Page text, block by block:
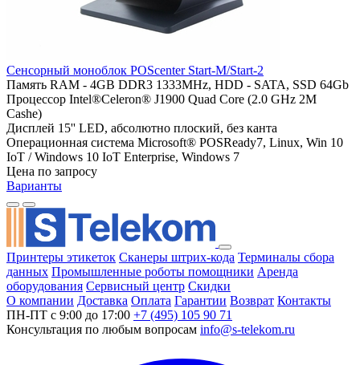
Сенсорный моноблок POScenter Start-M/Start-2
Память RAM - 4GB DDR3 1333MHz, HDD - SATA, SSD 64Gb
Процессор Intel®Celeron® J1900 Quad Core (2.0 GHz 2M
Cashe)
Дисплей 15'' LED, абсолютно плоский, без канта
Операционная система Microsoft® POSReady7, Linux, Win 10
IoT / Windows 10 IoT Enterprise, Windows 7
Цена по запросу
Варианты
Принтеры этикеток Сканеры штрих-кода Терминалы сбора
данных Промышленные роботы помощники Аренда
оборудования Сервисный центр Скидки
О компании Доставка Оплата Гарантии Возврат Контакты
ПН-ПТ с 9:00 до 17:00 +7 (495) 105 90 71
Консультация по любым вопросам info@s-telekom.ru